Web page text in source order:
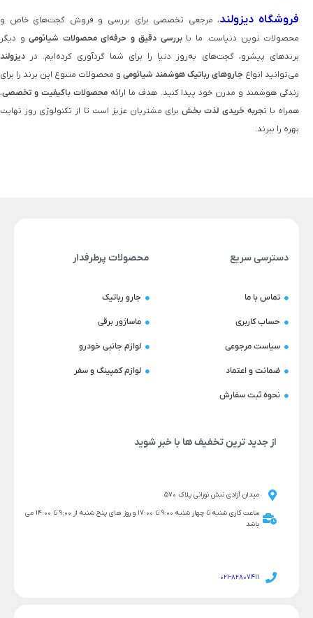
فروشگاه دیزولند، مرجعی تخصصی برای بررسی و فروش گجت‌های خاص و
محصولات نوین دنیاست. ما بابررسی دقیق و حرفه‌ای محصولات شیائومی و دیگر
برندهای پیشرو، گجت‌های به‌روز دنیا را برای شما گردآوری کرده‌ایم. در دیزولند
می‌توانید انواع جاروهای رباتیک هوشمند شیائومی و محصولات متنوع این برند را برای
زندگی هوشمند و مدرن خود پیدا کنید. هدف ما ارائه محصولات باکیفیت و تخصصی،
همراه با تجربه خریدی لذت‌ بخشبرای مشتریان عزیز است تا از تکنولوژی روز نهایت
بهره را ببرند.
دسترسی سریع
تماس با ما
حساب کاربری
سیاست مرجوعی
ضمانت و اعتماد
نحوه ثبت سفارش
محصولات پرطرفدار
جارو رباتیک
ماساژور برقی
لوازم جانبی خودرو
لوازم کمپینگ و سفر
از جدید ترین تخفیف ها با خبر شوید
میدان آزادی نبش نورانی پلاک 570
ساعت کاری شنبه تا چهار شنبه 9:00 تا 17:00 و روز های پنج شنبه از 9:00 تا 14:00 می
باشد
021-82807411